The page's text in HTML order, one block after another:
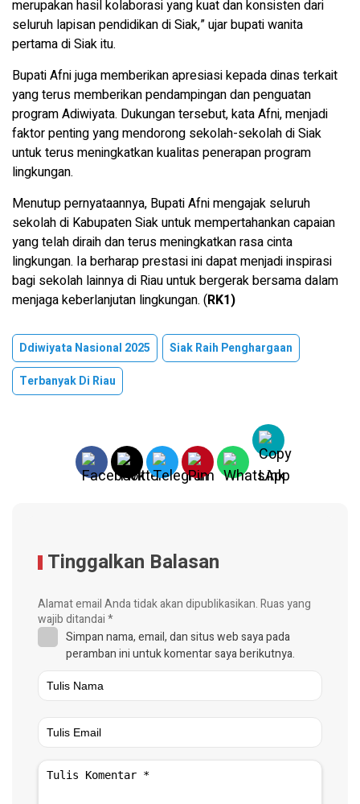
merupakan hasil kolaborasi yang kuat dan konsisten dari
seluruh lapisan pendidikan di Siak,” ujar bupati wanita
pertama di Siak itu.
Bupati Afni juga memberikan apresiasi kepada dinas terkait
yang terus memberikan pendampingan dan penguatan
program Adiwiyata. Dukungan tersebut, kata Afni, menjadi
faktor penting yang mendorong sekolah-sekolah di Siak
untuk terus meningkatkan kualitas penerapan program
lingkungan.
Menutup pernyataannya, Bupati Afni mengajak seluruh
sekolah di Kabupaten Siak untuk mempertahankan capaian
yang telah diraih dan terus meningkatkan rasa cinta
lingkungan. Ia berharap prestasi ini dapat menjadi inspirasi
bagi sekolah lainnya di Riau untuk bergerak bersama dalam
menjaga keberlanjutan lingkungan. (RK1)
Ddiwiyata Nasional 2025
Siak Raih Penghargaan
Terbanyak Di Riau
Tinggalkan Balasan
Alamat email Anda tidak akan dipublikasikan.Ruas yang
wajib ditandai*
Simpan nama, email, dan situs web saya pada
peramban ini untuk komentar saya berikutnya.